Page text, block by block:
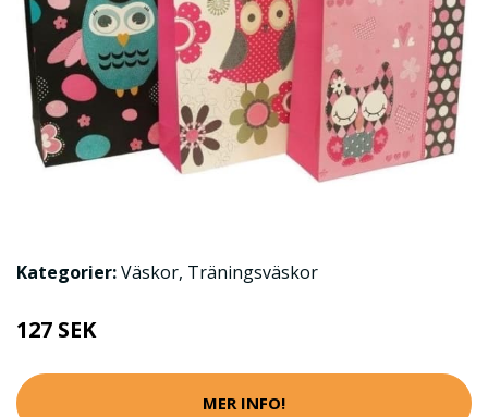
Kategorier:Väskor, Träningsväskor
127 SEK
MER INFO!